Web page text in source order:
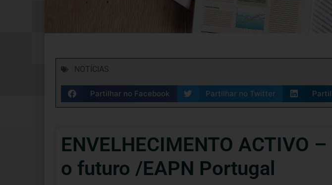
NOTÍCIAS
Partilhar no Facebook Partilhar no Twitter
ENVELHECIMENTO ACTIVO
o futuro /EAPN Portugal